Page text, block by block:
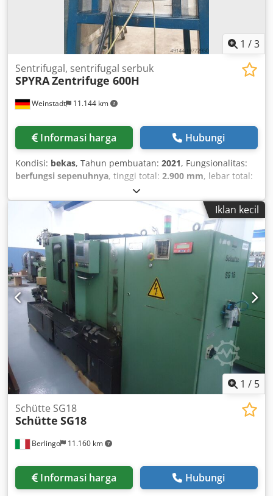
1 /3
Weinstadt 11.144 km
Sentrifugal, sentrifugal serbuk
SPYRAZentrifuge 600H
Informasi harga Hubungi
Kondisi: bekas, Tahun pembuatan: 2021, Fungsionalitas:
berfungsi sepenuhnya, tinggi total: 2.900 mm, lebar total:
1.710 mm
(min.):1.000 rpm, daya:5,5 kW (7,48 hp), spyra-chip-
centrifuge-600h Chodpfx Aiow Nqu As Sja
Iklan kecil
1 / 5
Berlingo 11.160 km
Schütte SG18
Schütte SG18
Informasi harga Hubungi